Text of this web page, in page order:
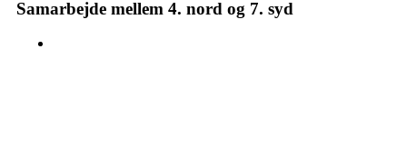
Samarbejde mellem 4. nord og 7. syd